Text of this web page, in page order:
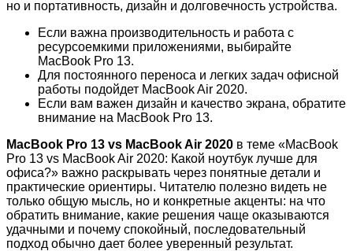
но и портативность, дизайн и долговечность устройства.
Если важна производительность и работа с
ресурсоемкими приложениями, выбирайте
MacBook Pro 13.
Для постоянного переноса и легких задач офисной
работы подойдет MacBook Air 2020.
Если вам важен дизайн и качество экрана, обратите
внимание на MacBook Pro 13.
MacBook Pro 13 vs MacBook Air 2020 в теме «MacBook
Pro 13 vs MacBook Air 2020: Какой ноутбук лучше для
офиса?» важно раскрывать через понятные детали и
практические ориентиры. Читателю полезно видеть не
только общую мысль, но и конкретные акценты: на что
обратить внимание, какие решения чаще оказываются
удачными и почему спокойный, последовательный
подход обычно дает более уверенный результат.